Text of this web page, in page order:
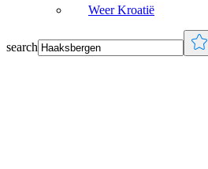
Weer Kroatië
search